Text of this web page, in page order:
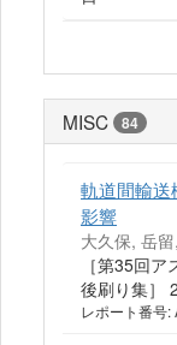
MISC 84
軌道間輸送
影響
大久保, 岳
［第35回
後刷り集］
レポート番号